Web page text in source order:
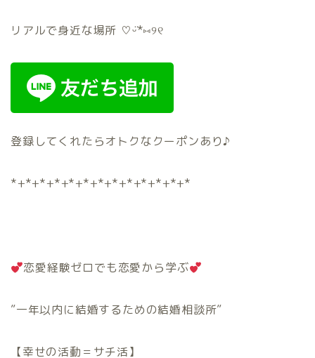
リアルで身近な場所 ♡ᵕ̈*⑅୨୧
登録してくれたらオトクなクーポンあり♪
*+*+*+*+*+*+*+*+*+*+*+*+*
恋愛経験ゼロでも恋愛から学ぶ
”一年以内に結婚するための結婚相談所”
【幸せの活動＝サチ活】